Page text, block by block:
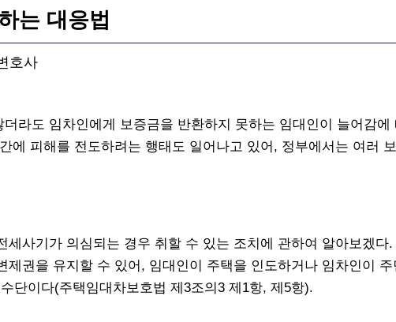
는 대응법
호사
라도 임차인에게 보증금을 반환하지 못하는 임대인이 늘어감
에 피해를 전도하려는 행태도 일어나고 있어, 정부에서는 여러
사기가 의심되는 경우 취할 수 있는 조치에 관하여 알아보겠다
권을 유지할 수 있어, 임대인이 주택을 인도하거나 임차인이
단이다(주택임대차보호법 제3조의3 제1항, 제5항).